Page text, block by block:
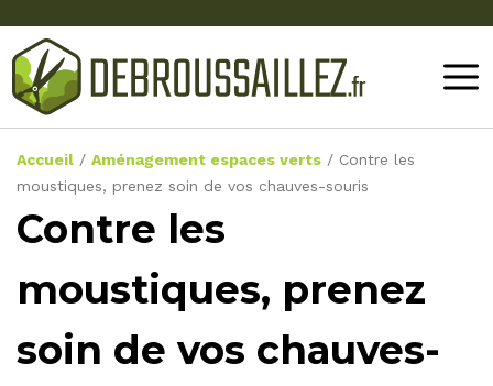
Accueil / Aménagement espaces verts / Contre les
moustiques, prenez soin de vos chauves-souris
Contre les
moustiques, prenez
soin de vos chauves-